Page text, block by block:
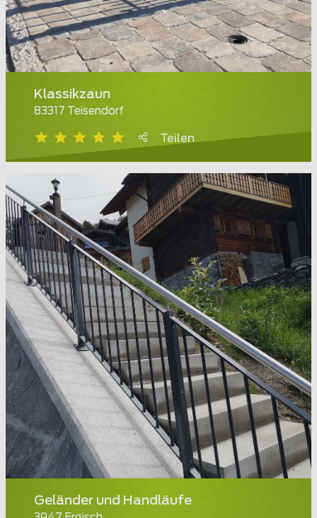
Klassikzaun
83317 Teisendorf
Teilen
Geländer und Handläufe